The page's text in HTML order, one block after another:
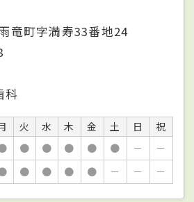
竜町字満寿33番地24
科
火 水 木 金 土 日
祝
● ● ● ● ● －
－
● ● ● ● － － －